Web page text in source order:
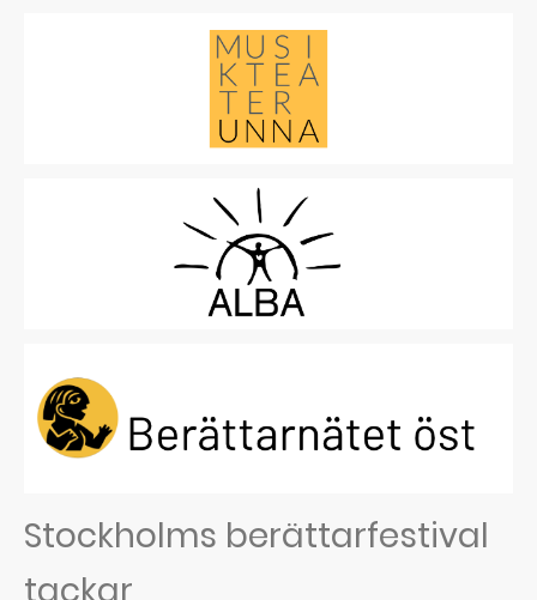
Stockholms berättarfestival